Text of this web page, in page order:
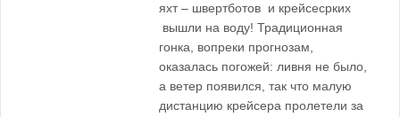
яхт – швертботов и крейсесрких
вышли на воду! Традиционная
гонка, вопреки прогнозам,
оказалась погожей: ливня не было,
а ветер появился, так что малую
дистанцию крейсера пролетели за